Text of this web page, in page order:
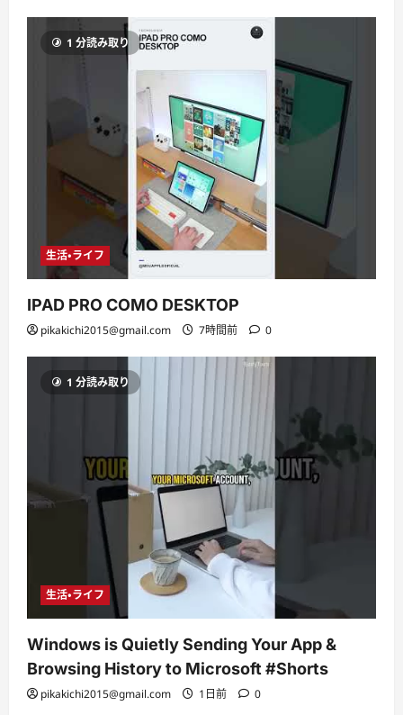
1 分読み取り
生活・ライフ
IPAD PRO COMO DESKTOP
pikakichi2015@gmail.com 7時間前 0
1 分読み取り
生活・ライフ
Windows is Quietly Sending Your App &
Browsing History to Microsoft #Shorts
pikakichi2015@gmail.com 1日前 0